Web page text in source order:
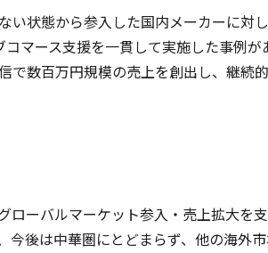
状態から参入した国内メーカーに対
マース支援を一貫して実施した事例が
で数百万円規模の売上を創出し、継続
ーバルマーケット参入・売上拡大を支
後は中華圏にとどまらず、他の海外